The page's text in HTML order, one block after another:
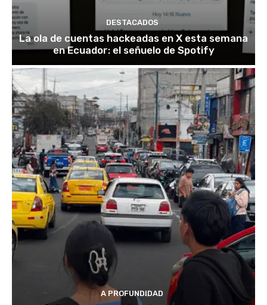
DESTACADOS
La ola de cuentas hackeadas en X esta semana
en Ecuador: el señuelo de Spotify
A PROFUNDIDAD